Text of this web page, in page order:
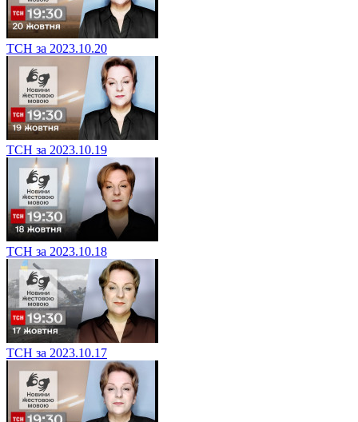
ТСН за 2023.10.20
ТСН за 2023.10.19
ТСН за 2023.10.18
ТСН за 2023.10.17